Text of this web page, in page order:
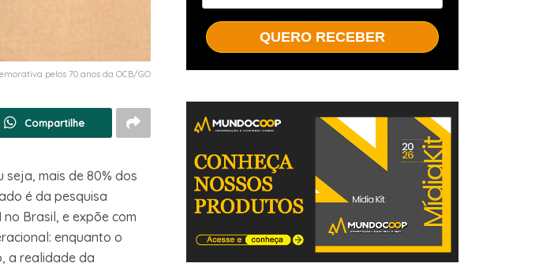
pelos 70 anos da OCB/GO
Compartilhe
seja, mais de 80% dos
é da pesquisa
Brasil, e expõe com
enquanto o
a realidade da
QUERO RECEBER